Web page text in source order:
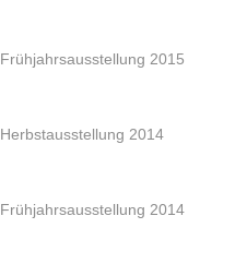
Frühjahrsausstellung 2015
Herbstausstellung 2014
Frühjahrsausstellung 2014